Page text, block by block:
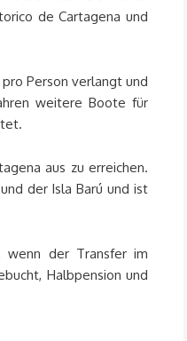
de Cartagena und
Person verlangt und
weitere Boote für
aus zu erreichen.
der Isla Barú und ist
wenn der Transfer im
Halbpension und